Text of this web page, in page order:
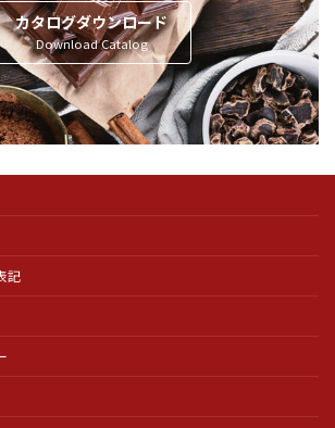
カタログダウンロード
Download Catalog
記